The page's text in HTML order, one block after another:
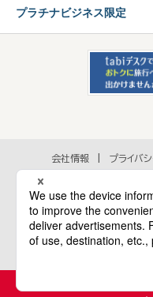
プラチナビジネス限定
会社情報 プライバ
個人情報の取
当ウェブサ
Cookie等のウェブ